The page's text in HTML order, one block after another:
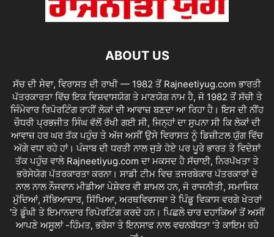
ABOUT US
ਸੱਚ ਦੀ ਸੇਵਾ, ਵਿਰਾਸਤ ਦੀ ਰਾਖੀ — 1982 ਤੋਂ Rajneetiyug.com ਭਾਰਤੀ
ਪੱਤਰਕਾਰਤਾ ਵਿੱਚ ਇਕ ਵਿਸ਼ਵਾਸਯੋਗ ਤੇ ਮਾਣਯੋਗ ਨਾਮ ਹੈ, ਜੋ 1982 ਤੋਂ ਸੱਚੀ ਤੇ
ਜਿੰਮੇਵਾਰ ਰਿਪੋਰਟਿੰਗ ਰਾਹੀਂ ਲੋਕਾਂ ਦੀ ਆਵਾਜ਼ ਬਣਦਾ ਆ ਰਿਹਾ ਹੈ। ਇਸ ਦੀ ਨੀਂਹ
ਚੌਧਰੀ ਪ੍ਰਭਜੀਤ ਸਿੰਘ ਵੱਲੋਂ ਰੱਖੀ ਗਈ ਸੀ, ਜਿਨ੍ਹਾਂ ਦਾ ਸੁਪਨਾ ਸੀ ਕਿ ਲੋਕਾਂ ਦੀ
ਆਵਾਜ਼ ਹਰ ਘਰ ਤੱਕ ਪਹੁੰਚ ਤੇ ਅੱਜ ਅਸੀਂ ਉਸੇ ਵਿਰਾਸਤ ਨੂੰ ਡਿਜ਼ੀਟਲ ਯੁੱਗ ਵਿੱਚ
ਅੱਗੇ ਵਧਾ ਰਹੇ ਹਾਂ। ਪੰਜਾਬ ਦੀ ਧਰਤੀ ਨਾਲ ਜੁੜੇ ਹੋਏ ਪਰ ਪੂਰੇ ਭਾਰਤ ਤੇ ਵਿਦੇਸ਼ਾਂ
ਤੱਕ ਪਹੁੰਚ ਵਾਲੇ Rajneetiyug.com ਦਾ ਮਕਸਦ ਹੈ ਸੱਚਾਈ, ਨਿਰਪੱਖਤਾ ਤੇ
ਭਰੋਸੇਯੋਗ ਪੱਤਰਕਾਰਤਾ ਕਰਨਾ। ਸਾਡੀ ਟੀਮ ਵਿਚ ਤਜਰਬੇਕਾਰ ਪੱਤਰਕਾਰਾਂ ਦੇ
ਨਾਲ ਨਾਲ ਨੌਜਵਾਨ ਮੀਡੀਆ ਪੇਸ਼ੇਵਰ ਵੀ ਸ਼ਾਮਲ ਹਨ, ਜੋ ਰਾਜਨੀਤੀ, ਸਮਾਜਿਕ
ਮੁੱਦਿਆਂ, ਸੱਭਿਆਚਾਰ, ਸਿੱਖਿਆ, ਅਰਥਵਿਵਸਥਾ ਤੇ ਪਿੰਡੂ ਵਿਕਾਸ ਵਰਗੇ ਖੇਤਰਾਂ
‘ਤੇ ਡੂੰਘੀ ਤੇ ਇਮਾਨਦਾਰ ਰਿਪੋਰਟਿੰਗ ਕਰਦੇ ਹਨ। ਪਿਛਲੇ ਚਾਰ ਦਹਾਕਿਆਂ ਤੋਂ ਅਸੀਂ
ਆਪਣੇ ਅਸੂਲਾਂ -ਹਿੰਮਤ, ਭਰੋਸਾ ਤੇ ਇਨਸਾਫ ਨਾਲ ਵਚਨਬੱਧਤਾ ‘ਤੇ ਕਾਇਮ ਰਹੇ